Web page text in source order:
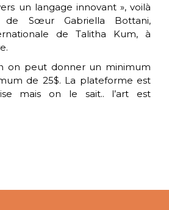
un langage innovant », voilà
de Sœur Gabriella Bottani,
de Talitha Kum, à
on peut donner un minimum
de 25$. La plateforme est
mais on le sait.. l’art est